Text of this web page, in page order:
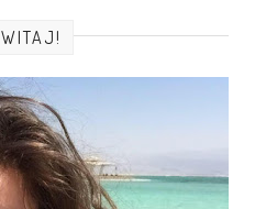
WITAJ!